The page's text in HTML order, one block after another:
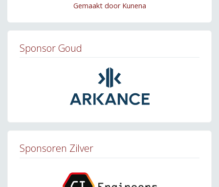
Gemaakt door Kunena
Sponsor Goud
Sponsoren Zilver